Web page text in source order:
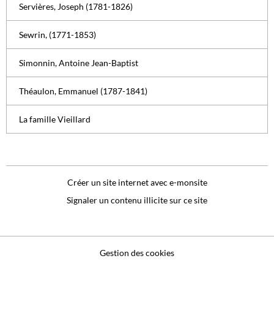
Servières, Joseph (1781-1826)
Sewrin, (1771-1853)
Simonnin, Antoine Jean-Baptist
Théaulon, Emmanuel (1787-1841)
La famille Vieillard
Créer un site internet avec e-monsite
Signaler un contenu illicite sur ce site
Gestion des cookies